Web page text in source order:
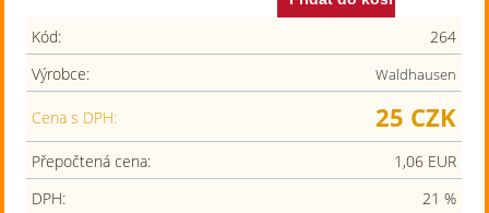
Kód:
264
Výrobce:
Waldhausen
Cena s DPH: 25 CZK
Přepočtená cena:
1,06 EUR
DPH:
21 %